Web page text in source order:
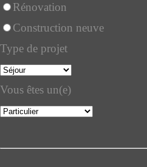
Rénovation
Construction neuve
Type de projet
Vous êtes un(e)